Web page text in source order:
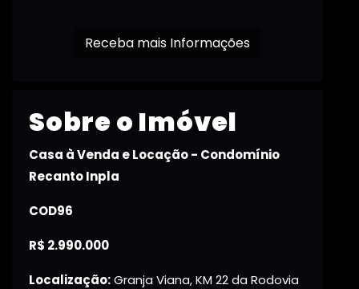
Receba mais Informações
Sobre o Imóvel
Casa à Venda e Locação - Condomínio
Recanto Inpla
COD96
R$ 2.990.000
Localização:Granja Viana, KM 22 da Rodovia